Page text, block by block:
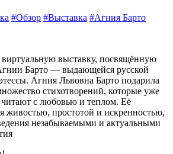
#Обзор #Выставка #Агния Барто
выставку, посвящённую
Барто — выдающейся русской
Агния Львовна Барто подарила
стихотворений, которые уже
читают с любовью и теплом. Её
живостью, простотой и искренностью,
незабываемыми и актуальными